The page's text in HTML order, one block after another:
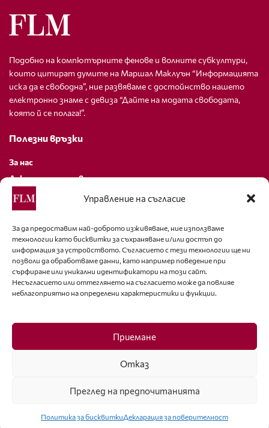
Управление на съгласие
За да предоставим най-доброто изживяване, ние използваме
технологии като бисквитки за съхраняване и/или достъп до
информация за устройството. Съгласието с тези технологии ще ни
позволи да обработваме данни, като например поведение при
сърфиране или уникални идентификатори на този сайт.
Несъгласието или оттеглянето на съгласието може да повлияе
неблагоприятно на определени характеристики и функции.
Приемане
Отказ
Преглед на предпочитанията
Политика за бисквиткиДекларация за поверителност
Подобно на компютърните фенове и волните субкултури,
които цитират думите на Маршал Маклуън “Информацията
иска да е свободна”, ние развяваме с достойнство нашето
електронно знаме с девиза “Дайте на модата свободата,
която й се полага!”.
Полезни връзки
За нас
Декларация за поверителност
Политика за бисквитки
За контакти
editor@fashion-lifestyle.net
+359 88 227 33 47
Последвайте ни
Facebook
ISSN 1314-8915 Copyright © 2007-2025 Ot igla do konetz Ltd. & Fashion.bg